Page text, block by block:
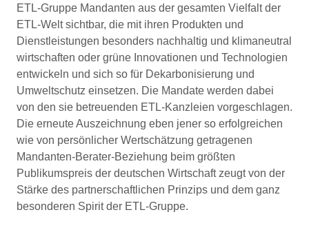
ETL-Gruppe Mandanten aus der gesamten Vielfalt der
ETL-Welt sichtbar, die mit ihren Produkten und
Dienstleistungen besonders nachhaltig und klimaneutral
wirtschaften oder grüne Innovationen und Technologien
entwickeln und sich so für Dekarbonisierung und
Umweltschutz einsetzen. Die Mandate werden dabei
von den sie betreuenden ETL-Kanzleien vorgeschlagen.
Die erneute Auszeichnung eben jener so erfolgreichen
wie von persönlicher Wertschätzung getragenen
Mandanten-Berater-Beziehung beim größten
Publikumspreis der deutschen Wirtschaft zeugt von der
Stärke des partnerschaftlichen Prinzips und dem ganz
besonderen Spirit der ETL-Gruppe.